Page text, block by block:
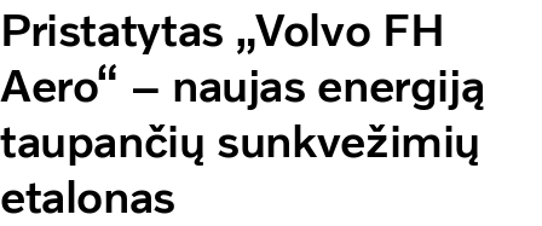
Sunkvežimiai
Paslaugos
Volvo Truck Builder
Kontaktai
Naujienos
Apie mus
Pristatytas „Volvo FH
Aero“ – naujas energiją
taupančių sunkvežimių
etalonas